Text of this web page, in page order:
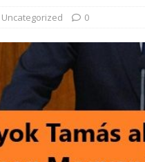
Uncategorized 0